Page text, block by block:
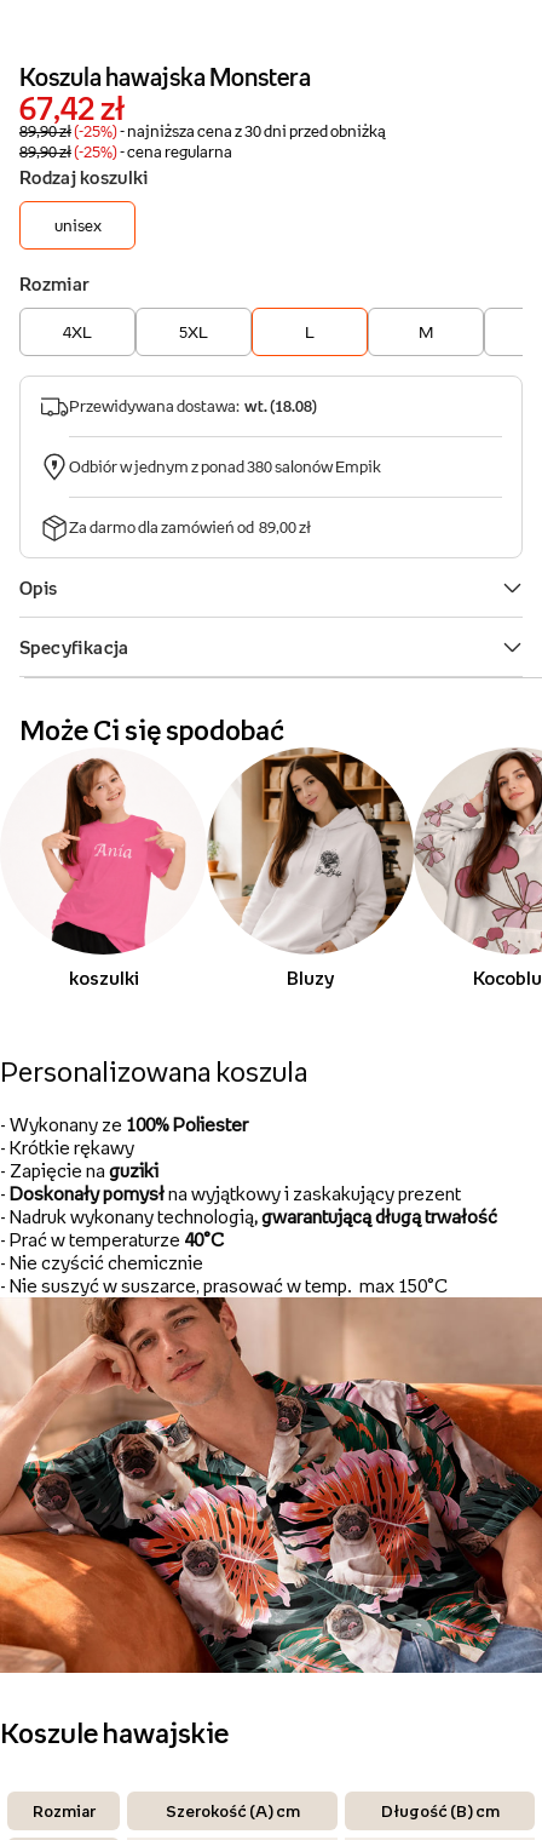
Może Ci się spodobać
koszulki Bluzy
Personalizowana koszula
- Wykonany ze 100% Poliester
- Krótkie rękawy
- Zapięcie na guziki
- Doskonały pomysłna wyjątkowy i zaskakujący prezent
- Nadruk wykonany technologią,gwarantującądługą trwałość
- Prać w temperaturze 40°C
- Nie czyścić chemicznie
- Nie suszyć w suszarce, prasować w temp.
max 150°C
Koszule hawajskie
Rozmiar Szerokość (A) cm Długość (B) cm